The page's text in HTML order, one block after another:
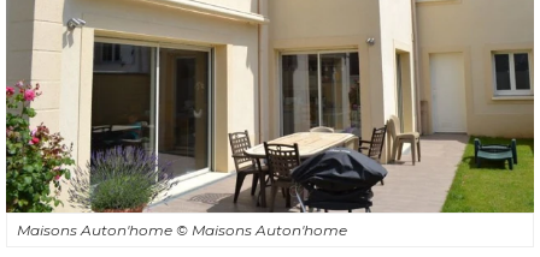
Maisons Auton'home © Maisons Auton'home